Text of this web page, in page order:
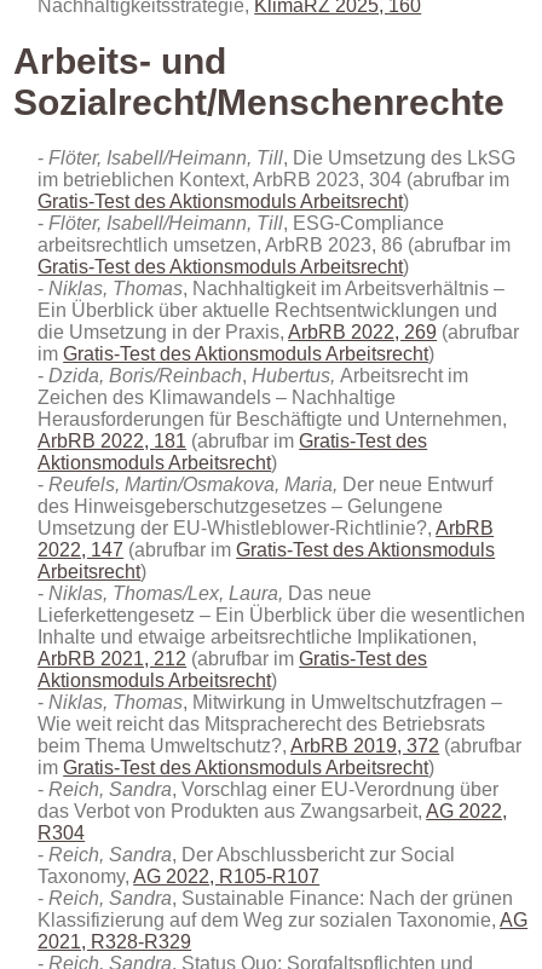
Nachhaltigkeitsstrategie, KlimaRZ 2025, 160
Arbeits- und
Sozialrecht/Menschenrechte
Flöter, Isabell/Heimann, Till, Die Umsetzung des LkSG
im betrieblichen Kontext, ArbRB 2023, 304 (abrufbar im
Gratis-Test des Aktionsmoduls Arbeitsrecht)
Flöter, Isabell/Heimann, Till, ESG-Compliance
arbeitsrechtlich umsetzen, ArbRB 2023, 86 (abrufbar im
Gratis-Test des Aktionsmoduls Arbeitsrecht)
Niklas, Thomas, Nachhaltigkeit im Arbeitsverhältnis –
Ein Überblick über aktuelle Rechtsentwicklungen und
die Umsetzung in der Praxis,ArbRB 2022, 269 (abrufbar
imGratis-Test des Aktionsmoduls Arbeitsrecht)
Dzida, Boris/Reinbach,Hubertus,Arbeitsrecht im
Zeichen des Klimawandels – Nachhaltige
Herausforderungen für Beschäftigte und Unternehmen,
ArbRB 2022, 181 (abrufbar imGratis-Test des
Aktionsmoduls Arbeitsrecht)
Reufels, Martin/Osmakova, Maria, Der neue Entwurf
des Hinweisgeberschutzgesetzes – Gelungene
Umsetzung der EU-Whistleblower-Richtlinie?,ArbRB
2022, 147 (abrufbar imGratis-Test des Aktionsmoduls
Arbeitsrecht)
Niklas, Thomas/Lex, Laura, Das neue
Lieferkettengesetz – Ein Überblick über die wesentlichen
Inhalte und etwaige arbeitsrechtliche Implikationen,
ArbRB 2021, 212 (abrufbar imGratis-Test des
Aktionsmoduls Arbeitsrecht)
Niklas, Thomas, Mitwirkung in Umweltschutzfragen –
Wie weit reicht das Mitspracherecht des Betriebsrats
beim Thema Umweltschutz?,ArbRB 2019, 372 (abrufbar
imGratis-Test des Aktionsmoduls Arbeitsrecht)
Reich, Sandra, Vorschlag einer EU-Verordnung über
das Verbot von Produkten aus Zwangsarbeit,AG 2022,
R304
Reich, Sandra, Der Abschlussbericht zur Social
Taxonomy,AG 2022, R105-R107
Reich, Sandra, Sustainable Finance: Nach der grünen
Klassifizierung auf dem Weg zur sozialen Taxonomie,AG
2021, R328-R329
Reich, Sandra, Status Quo: Sorgfaltspflichten und